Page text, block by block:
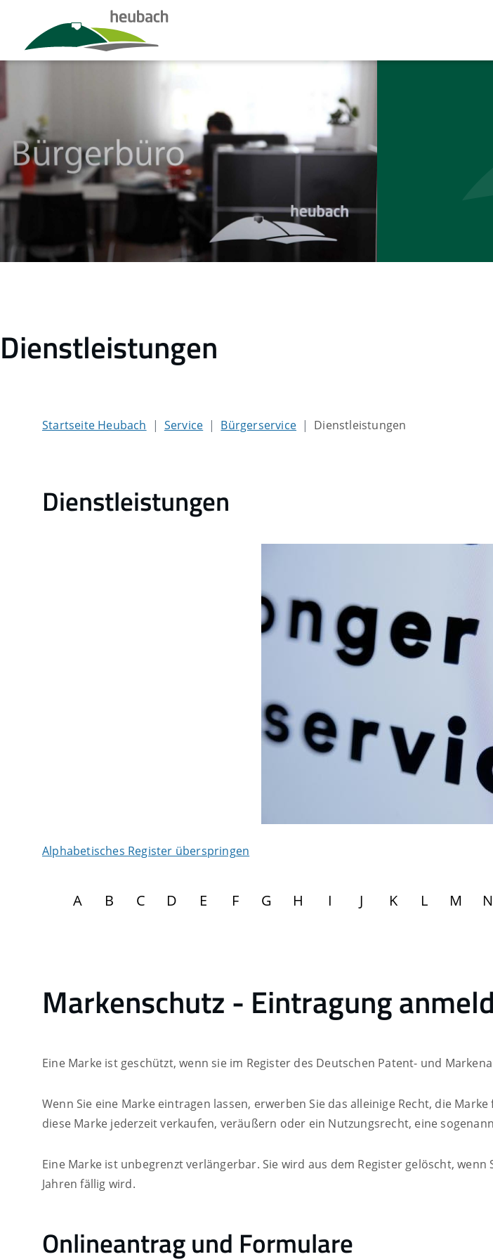
Dienstleistungen
Startseite Heubach Service Bürgerservice Dienstleistungen
Dienstleistungen
Alphabetisches Register überspringen
A B C D E F G H I J K L M N
Markenschutz - Eintragung
Eine Marke ist geschützt, wenn sie im Register des Deutschen Patent- und
Wenn Sie eine Marke eintragen lassen, erwerben Sie das alleinige Recht, die
diese Marke jederzeit verkaufen, veräußern oder ein Nutzungsrecht, eine
Eine Marke ist unbegrenzt verlängerbar. Sie wird aus dem Register gelöscht,
Jahren fällig wird.
Onlineantrag und Formulare